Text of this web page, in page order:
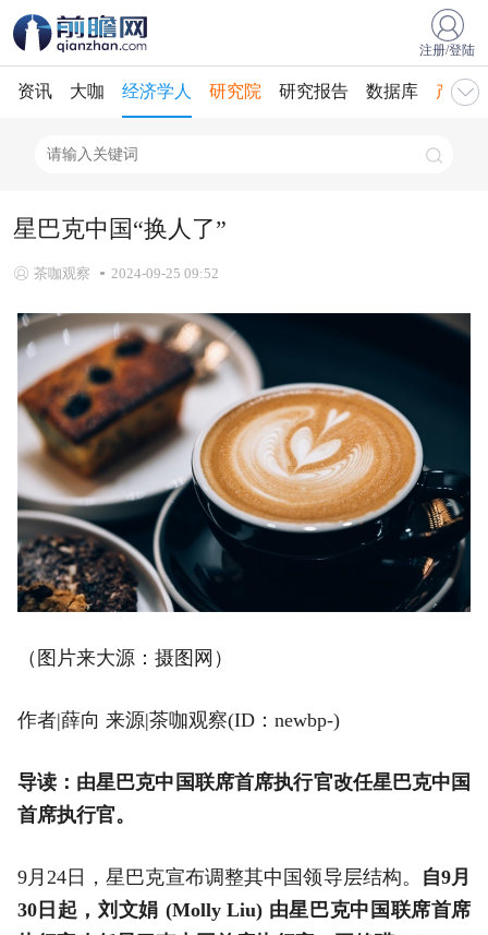
注册/登陆
资讯 大咖 经济学人 研究院 研究报告 数据库 产业
星巴克中国“换人了”
茶咖观察 2024-09-25 09:52
（图片来大源：摄图网）
作者|薛向 来源|茶咖观察(ID：newbp-)
导读： 由星巴克中国联席首席执行官改任星巴克中国
首席执行官。
9月24日，星巴克宣布调整其中国领导层结构。 自9月
30日起，刘文娟 (Molly Liu) 由星巴克中国联席首席